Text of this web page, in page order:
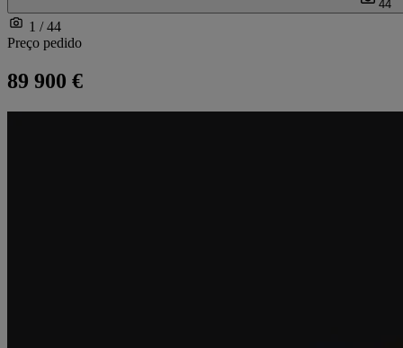
44
1 / 44
Preço pedido
89 900 €